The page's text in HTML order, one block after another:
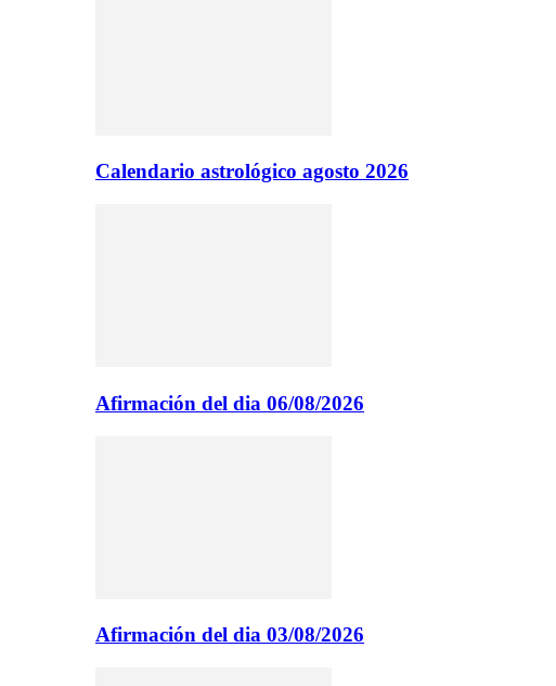
Calendario astrológico agosto 2026
Afirmación del dia 06/08/2026
Afirmación del dia 03/08/2026